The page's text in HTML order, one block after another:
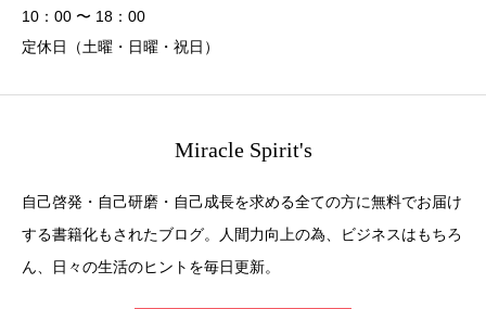
10：00 〜 18：00
定休日（土曜・日曜・祝日）
Miracle Spirit's
自己啓発・自己研磨・自己成長を求める全ての方に無料でお届け
する書籍化もされたブログ。人間力向上の為、ビジネスはもちろ
ん、日々の生活のヒントを毎日更新。